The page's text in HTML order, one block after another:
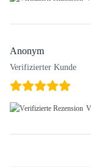
Anonym
Verifizierter Kunde